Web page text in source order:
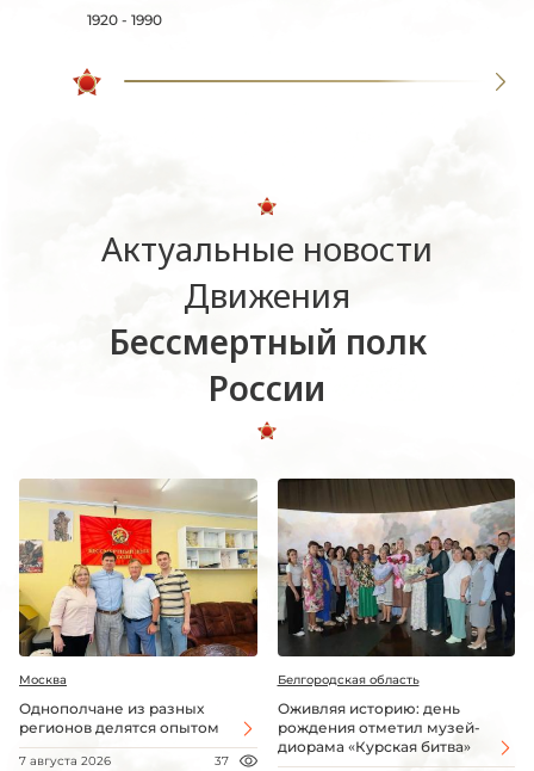
1920 - 1990
Актуальные новости
Движения
Бессмертный полк
России
Москва
Однополчане из разных
регионов делятся опытом
7 августа 2026 37
Белгородская область
Оживляя историю: день
рождения отметил музей-
диорама «Курская битва»